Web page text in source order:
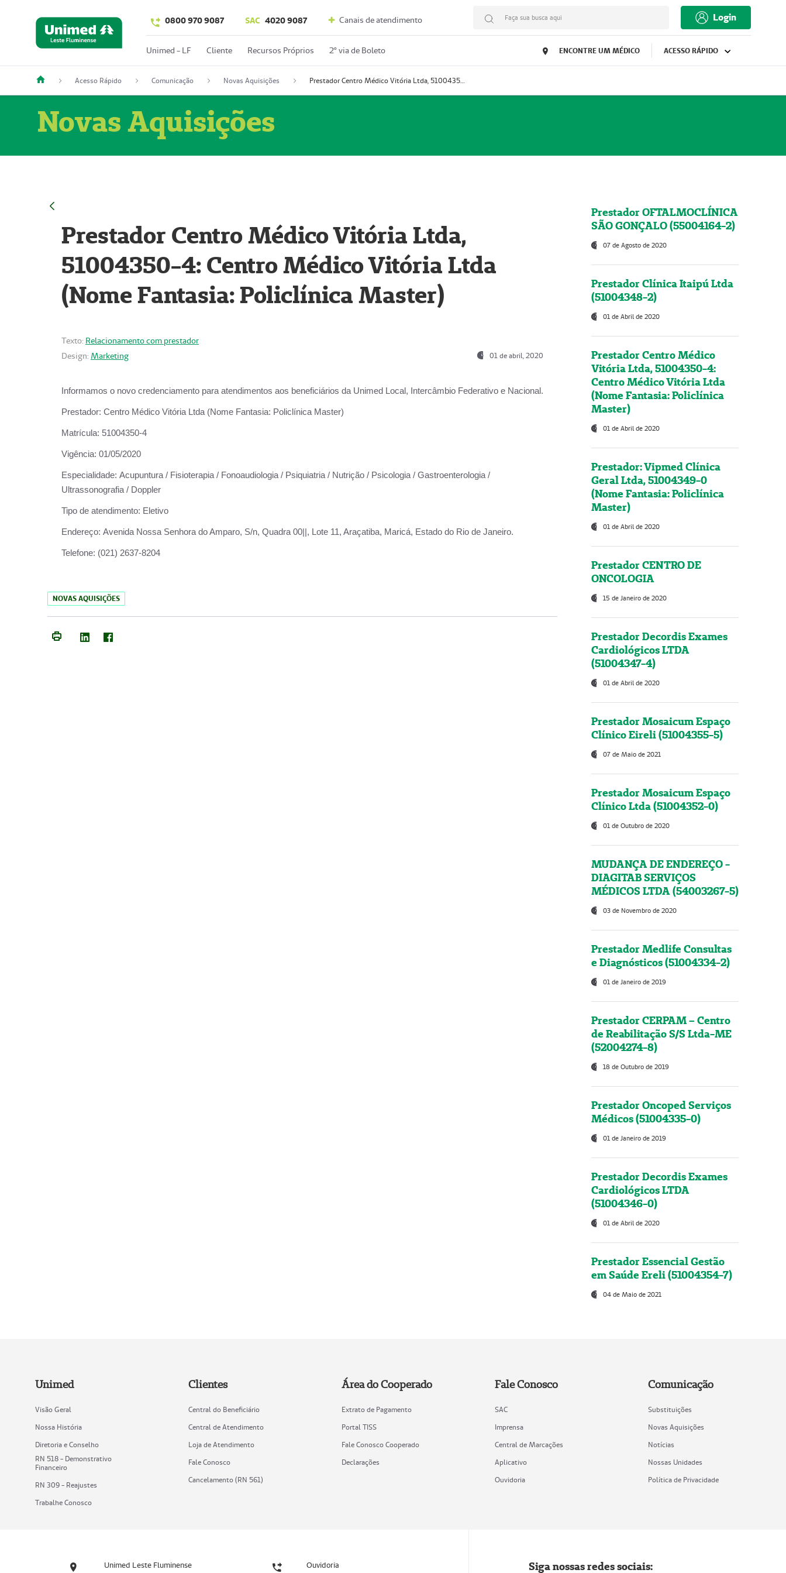
0800 970 9087 SAC 4020 9087 Canais de atendimento Faça sua busca aqui Login
Unimed - LF Cliente Recursos Próprios 2º via de Boleto ENCONTRE UM MÉDICO ACESSO RÁPIDO
Acesso Rápido Comunicação Novas Aquisições Prestador Centro Médico Vitória Ltda, 51004350-4: Centro Médico Vitória Ltda (Nome Fantasia: Policlínica Master)
Novas Aquisições
Prestador Centro Médico Vitória Ltda,
51004350-4: Centro Médico Vitória Ltda
(Nome Fantasia: Policlínica Master)
Texto: Relacionamento com prestador
Design: Marketing 01 de abril, 2020
Informamos o novo credenciamento para atendimentos aos beneficiários da Unimed Local, Intercâmbio Federativo e Nacional.
Prestador: Centro Médico Vitória Ltda (Nome Fantasia: Policlínica Master)
Matrícula: 51004350-4
Vigência: 01/05/2020
Especialidade: Acupuntura / Fisioterapia / Fonoaudiologia / Psiquiatria / Nutrição / Psicologia / Gastroenterologia /
Ultrassonografia / Doppler
Tipo de atendimento: Eletivo
Endereço: Avenida Nossa Senhora do Amparo, S/n, Quadra 00||, Lote 11, Araçatiba, Maricá, Estado do Rio de Janeiro.
Telefone: (021) 2637-8204
NOVAS AQUISIÇÕES
Prestador OFTALMOCLÍNICA
SÃO GONÇALO (55004164-2)
07 de Agosto de 2020
Prestador Clínica Itaipú Ltda
(51004348-2)
01 de Abril de 2020
Prestador Centro Médico
Vitória Ltda, 51004350-4:
Centro Médico Vitória Ltda
(Nome Fantasia: Policlínica
Master)
01 de Abril de 2020
Prestador: Vipmed Clínica
Geral Ltda, 51004349-0
(Nome Fantasia: Policlínica
Master)
01 de Abril de 2020
Prestador CENTRO DE
ONCOLOGIA
15 de Janeiro de 2020
Prestador Decordis Exames
Cardiológicos LTDA
(51004347-4)
01 de Abril de 2020
Prestador Mosaicum Espaço
Clínico Eireli (51004355-5)
07 de Maio de 2021
Prestador Mosaicum Espaço
Clínico Ltda (51004352-0)
01 de Outubro de 2020
MUDANÇA DE ENDEREÇO -
DIAGITAB SERVIÇOS
MÉDICOS LTDA (54003267-5)
03 de Novembro de 2020
Prestador Medlife Consultas
e Diagnósticos (51004334-2)
01 de Janeiro de 2019
Prestador CERPAM – Centro
de Reabilitação S/S Ltda-ME
(52004274-8)
18 de Outubro de 2019
Prestador Oncoped Serviços
Médicos (51004335-0)
01 de Janeiro de 2019
Prestador Decordis Exames
Cardiológicos LTDA
(51004346-0)
01 de Abril de 2020
Prestador Essencial Gestão
em Saúde Ereli (51004354-7)
04 de Maio de 2021
Unimed
Visão Geral
Nossa História
Diretoria e Conselho
RN 518 - Demonstrativo
Financeiro
RN 309 - Reajustes
Trabalhe Conosco
Clientes
Central do Beneficiário
Central de Atendimento
Loja de Atendimento
Fale Conosco
Cancelamento (RN 561)
Área do Cooperado
Extrato de Pagamento
Portal TISS
Fale Conosco Cooperado
Declarações
Fale Conosco
SAC
Imprensa
Central de Marcações
Aplicativo
Ouvidoria
Comunicação
Substituições
Novas Aquisições
Notícias
Nossas Unidades
Política de Privacidade
Unimed Leste Fluminense Ouvidoria Siga nossas redes sociais: